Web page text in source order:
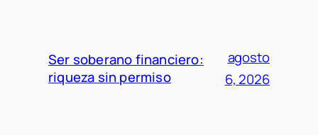
Ser soberano financiero:
riqueza sin permiso
agosto
6, 2026